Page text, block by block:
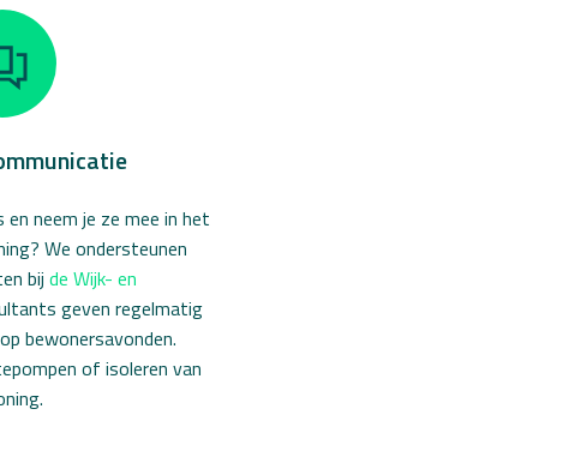
neem je ze mee in het
We ondersteunen
bijde Wijk- en
geven regelmatig
bewonersavonden.
of isoleren van